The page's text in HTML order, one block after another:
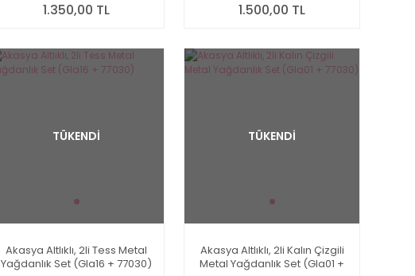
1.350,00 TL 1.500,00 TL
TÜKENDİ
Akasya Altlıklı, 2li Tess Metal
Yağdanlık Set (Gla16 + 77030)
TÜKENDİ
Akasya Altlıklı, 2li Kalın Çizgili
Metal Yağdanlık Set (Gla01 +